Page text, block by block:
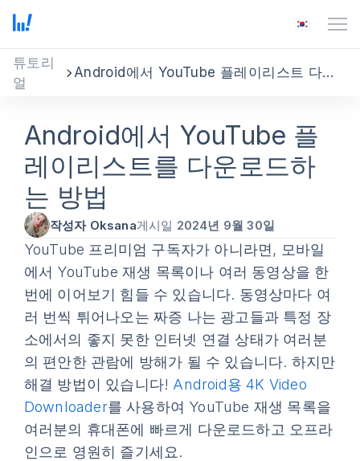
튜토리
얼
Android에서 YouTube 플레이리스트 다운로드
Android에서 YouTube 플
레이리스트를 다운로드하
는 방법
작성자 Oksana게시일 2024년 9월 30일
YouTube 프리미엄 구독자가 아니라면, 모바일
에서 YouTube 재생 목록이나 여러 동영상을 한
번에 이어보기 힘들 수 있습니다. 동영상마다 여
러 번씩 튀어나오는 짜증 나는 광고들과 특정 장
소에서의 좋지 못한 인터넷 연결 상태가 여러분
의 편안한 관람에 방해가 될 수 있습니다. 하지만
해결 방법이 있습니다! Android용 4K Video
Downloader를 사용하여 YouTube 재생 목록을
여러분의 휴대폰에 빠르게 다운로드하고 오프라
인으로 영원히 즐기세요.